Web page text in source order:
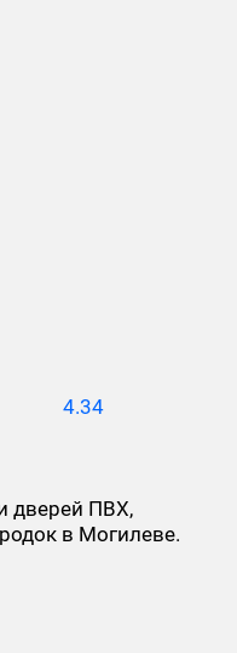
4.34
дверей ПВХ,
в Могилеве.